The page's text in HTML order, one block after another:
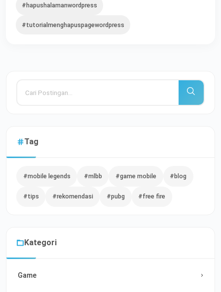
#hapushalamanwordpress
#tutorialmenghapuspagewordpress
Tag
#mobile legends #mlbb #game mobile #blog
#tips #rekomendasi #pubg #free fire
Kategori
Game